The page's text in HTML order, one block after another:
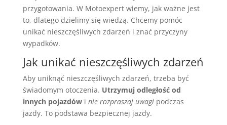
przygotowania. W Motoexpert wiemy, jak ważne jest
to, dlatego dzielimy się wiedzą. Chcemy pomóc
unikać nieszczęśliwych zdarzeń i znać przyczyny
wypadków.
Jak unikać nieszczęśliwych zdarzeń
Aby uniknąć nieszczęśliwych zdarzeń, trzeba być
świadomym otoczenia. Utrzymuj odległość od
innych pojazdówi nie rozpraszaj uwagipodczas
jazdy. To podstawa bezpiecznej jazdy.